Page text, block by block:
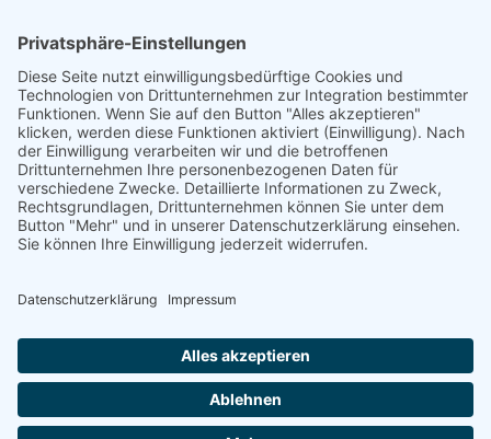
Tel.: +49 2842 21946-0
E-Mail: info@robotic-solutions.de
RECHTLICHES
Privacy policy
Datenschutz
Imprint
Cookie-Einstellungen
© All rights reserved | Code & Design bym-page